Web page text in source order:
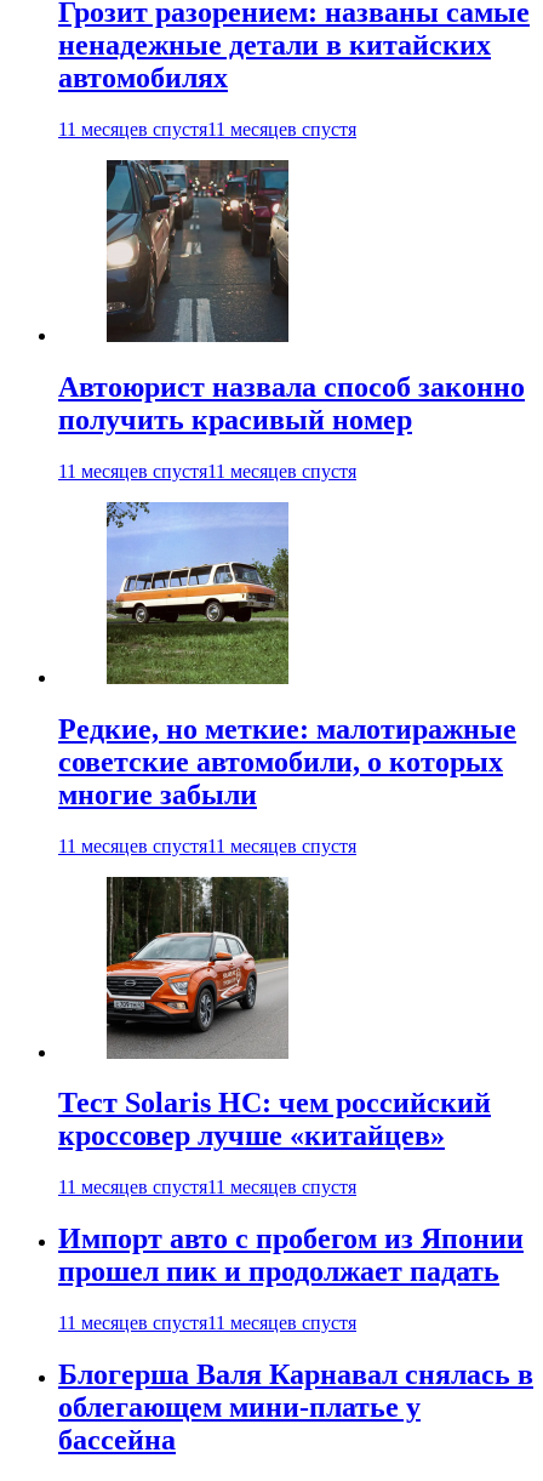
Грозит разорением: названы самые
ненадежные детали в китайских
автомобилях
11 месяцев спустя11 месяцев спустя
Автоюрист назвала способ законно
получить красивый номер
11 месяцев спустя11 месяцев спустя
Редкие, но меткие: малотиражные
советские автомобили, о которых
многие забыли
11 месяцев спустя11 месяцев спустя
Тест Solaris HC: чем российский
кроссовер лучше «китайцев»
11 месяцев спустя11 месяцев спустя
Импорт авто с пробегом из Японии
прошел пик и продолжает падать
11 месяцев спустя11 месяцев спустя
Блогерша Валя Карнавал снялась в
облегающем мини-платье у
бассейна